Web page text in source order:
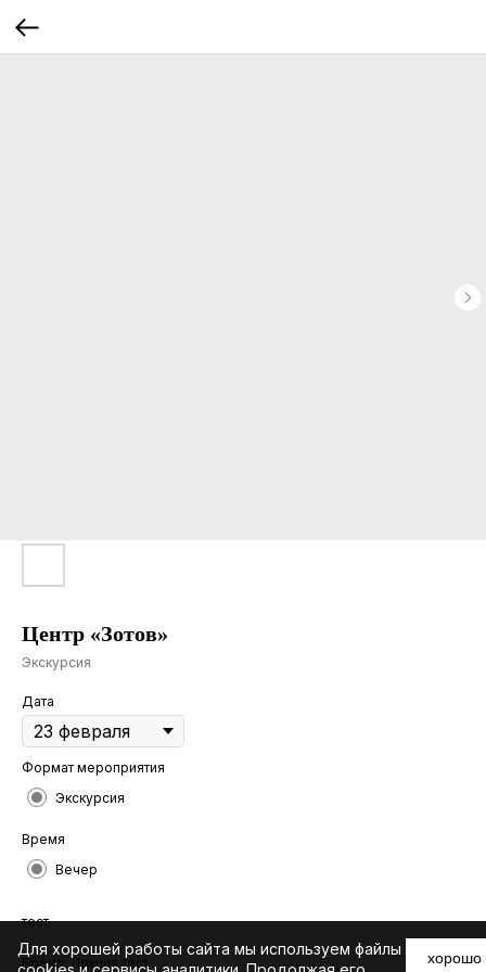
Для хорошей работы сайта мы используем файлы
хорошо
Центр «Зотов»
Экскурсия
Дата
Формат мероприятия
Экскурсия
Время
Вечер
тест
Бренд: Лекция тест